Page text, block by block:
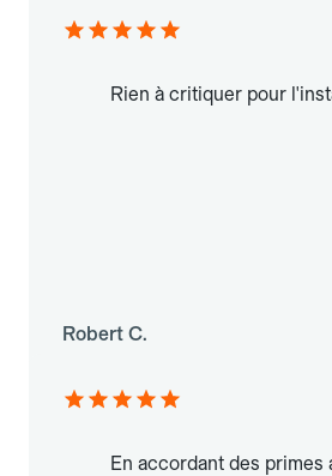
Rien à critiquer pour
Robert C.
En accordant des primes